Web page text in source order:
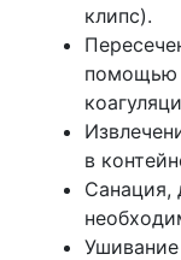
клипс).
помощью
в
Санация,